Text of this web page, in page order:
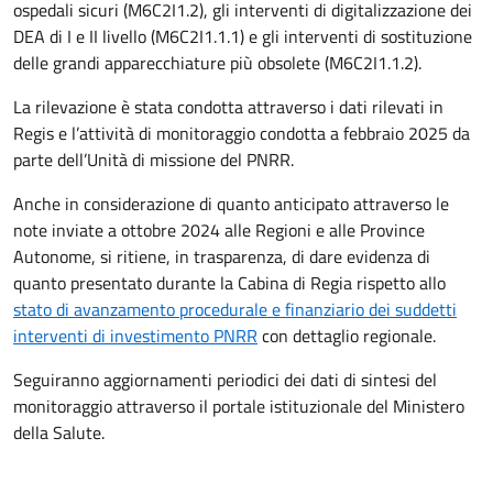
ospedali sicuri (M6C2I1.2), gli interventi di digitalizzazione dei
DEA di I e II livello (M6C2I1.1.1) e gli interventi di sostituzione
delle grandi apparecchiature più obsolete (M6C2I1.1.2).
La rilevazione è stata condotta attraverso i dati rilevati in
Regis e l’attività di monitoraggio condotta a febbraio 2025 da
parte dell’Unità di missione del PNRR.
Anche in considerazione di quanto anticipato attraverso le
note inviate a ottobre 2024 alle Regioni e alle Province
Autonome, si ritiene, in trasparenza, di dare evidenza di
quanto presentato durante la Cabina di Regia rispetto allo
stato di avanzamento procedurale e finanziario dei suddetti
interventi di investimento PNRR con dettaglio regionale.
Seguiranno aggiornamenti periodici dei dati di sintesi del
monitoraggio attraverso il portale istituzionale del Ministero
della Salute.